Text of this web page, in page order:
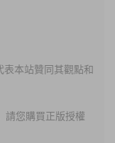
表本站贊同其觀點和
請您購買正版授權